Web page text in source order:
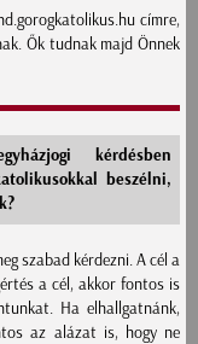
címre,
Ők tudnak majd Önnek
kérdésben
beszélni,
szabad kérdezni. A cél a
a cél, akkor fontos is
Ha elhallgatnánk,
az alázat is, hogy ne